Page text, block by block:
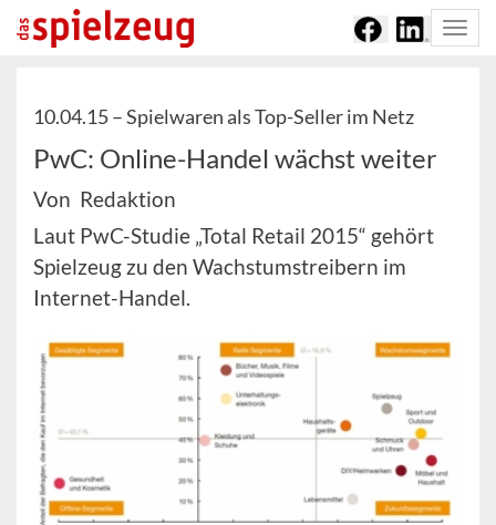
10.04.15 –Spielwaren als Top-Seller im Netz
PwC: Online-Handel wächst weiter
Von Redaktion
Laut PwC-Studie „Total Retail 2015“ gehört
Spielzeug zu den Wachstumstreibern im
Internet-Handel.